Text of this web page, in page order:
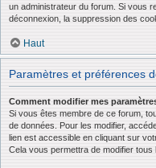
un administrateur du forum. Si vous
déconnexion, la suppression des
Haut
Paramètres et préférences
Comment modifier mes
Si vous êtes membre de ce forum,
de données. Pour les modifier,
lien est accessible en cliquant sur
Cela vous permettra de modifier